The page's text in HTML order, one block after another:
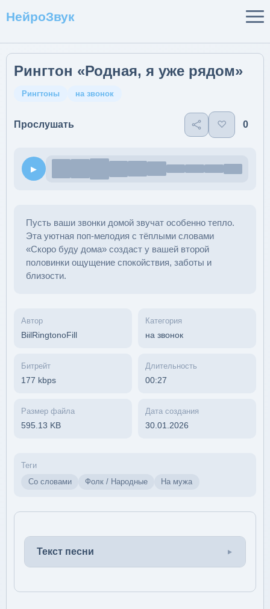
НейроЗвук
Рингтон «Родная, я уже рядом»
Рингтоны на звонок
Прослушать ♡ 0
▶
Пусть ваши звонки домой звучат особенно тепло.
Эта уютная поп-мелодия с тёплыми словами
«Скоро буду дома» создаст у вашей второй
половинки ощущение спокойствия, заботы и
близости.
Автор
BiilRingtonoFill
Категория
на звонок
Битрейт
177 kbps
Длительность
00:27
Размер файла
595.13 KB
Дата создания
30.01.2026
Теги
Со словами
Фолк / Народные На мужа
Текст песни